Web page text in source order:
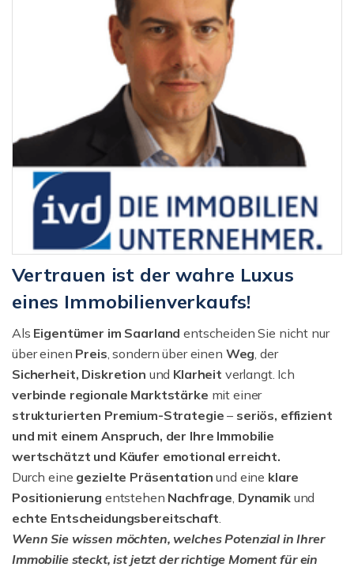
Vertrauen ist der wahre Luxus
eines Immobilienverkaufs!
Als Eigentümer im Saarland entscheiden Sie nicht nur
über einen Preis, sondern über einen Weg, der
Sicherheit, Diskretion und Klarheit verlangt. Ich
verbinde regionale Marktstärke mit einer
strukturierten Premium-Strategie – seriös, effizient
und mit einem Anspruch, der Ihre Immobilie
wertschätzt und Käufer emotional erreicht.
Durch eine gezielte Präsentation und eine klare
Positionierung entstehen Nachfrage, Dynamikund
echte Entscheidungsbereitschaft.
Wenn Sie wissen möchten, welches Potenzial in Ihrer
Immobilie steckt, ist jetzt der richtige Moment für ein